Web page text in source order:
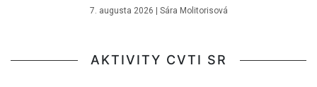
7. augusta 2026 | Sára Molitorisová
AKTIVITY CVTI SR